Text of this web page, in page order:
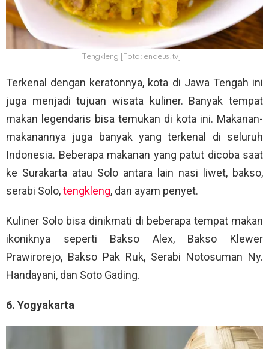
Tengkleng [Foto: endeus.tv]
Terkenal dengan keratonnya, kota di Jawa Tengah ini
juga menjadi tujuan wisata kuliner. Banyak tempat
makan legendaris bisa temukan di kota ini. Makanan-
makanannya juga banyak yang terkenal di seluruh
Indonesia. Beberapa makanan yang patut dicoba saat
ke Surakarta atau Solo antara lain nasi liwet, bakso,
serabi Solo,tengkleng, dan ayam penyet.
Kuliner Solo bisa dinikmati di beberapa tempat makan
ikoniknya seperti Bakso Alex, Bakso Klewer
Prawirorejo, Bakso Pak Ruk, Serabi Notosuman Ny.
Handayani, dan Soto Gading.
6. Yogyakarta